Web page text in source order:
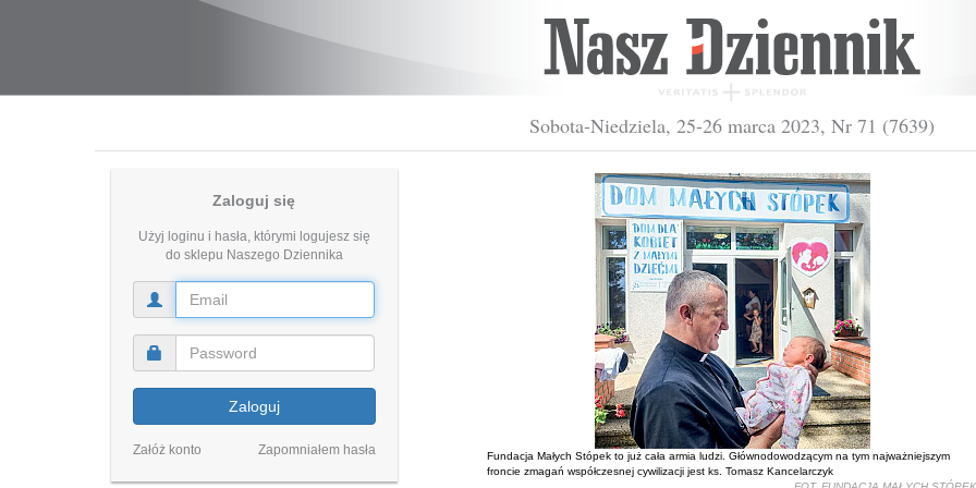
Sobota-Niedziela, 25-26 marca 2023, Nr 71 (7639)
Zaloguj się
Użyj loginu i hasła, którymi logujesz się
do sklepu Naszego Dziennika
Zaloguj
Załóż konto Zapomniałem hasła
Fundacja Małych Stópek to już cała armia ludzi. Głównodowodzącym na tym najważniejszym
froncie zmagań współczesnej cywilizacji jest ks. Tomasz Kancelarczyk